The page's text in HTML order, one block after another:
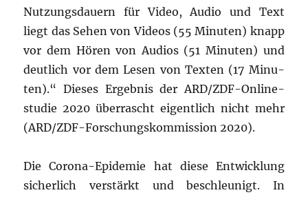
Nut­zungs­dau­ern für Video, Audio und Text
liegt das Sehen von Vide­os (55 Minu­ten) knapp
vor dem Hören von Audi­os (51 Minu­ten) und
deut­lich vor dem Lesen von Tex­ten (17 Minu­
ten).“ Die­ses Ergeb­nis der ARD/ZDF-Online­
stu­die 2020 über­rascht eigent­lich nicht mehr
(ARD/ZDF-For­schungs­kom­mis­si­on 2020).
Die Coro­na-Epi­de­mie hat die­se Ent­wick­lung
sicher­lich ver­stärkt und beschleu­nigt. In